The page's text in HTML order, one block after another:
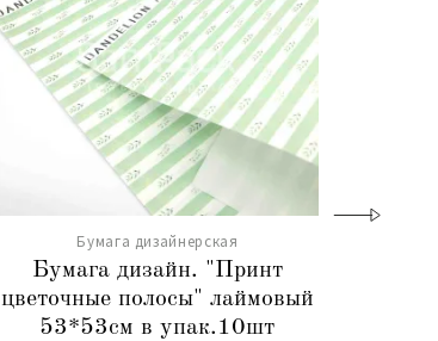
Бумага дизайнерская
Бумага дизайн. "Принт
цветочные полосы" лаймовый
53*53см в упак.10шт